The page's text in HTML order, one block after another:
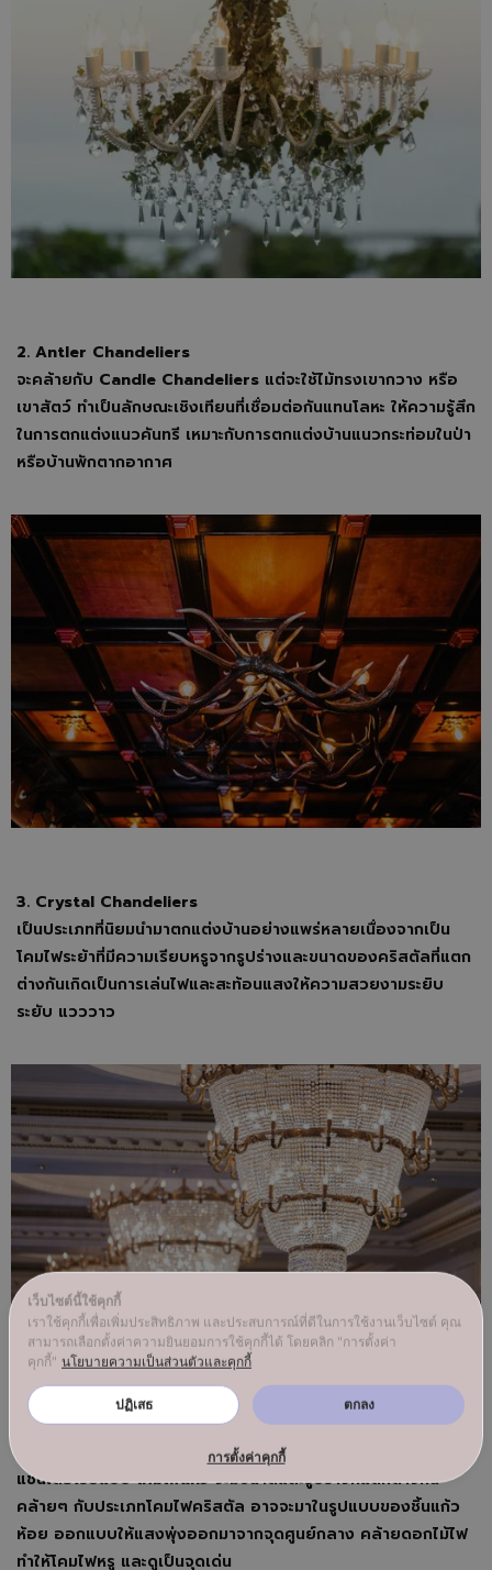
2. Antler Chandeliers
จะคล้ายกับ Candle Chandeliers แต่จะใช้ไม้ทรงเขากวาง หรือ
เขาสัตว์ ทำเป็นลักษณะเชิงเทียนที่เชื่อมต่อกันแทนโลหะ ให้ความรู้สึก
ในการตกแต่งแนวคันทรี เหมาะกับการตกแต่งบ้านแนวกระท่อมในป่า
หรือบ้านพักตากอากาศ
3. Crystal Chandeliers
เป็นประเภทที่นิยมนำมาตกแต่งบ้านอย่างแพร่หลายเนื่องจากเป็น
โคมไฟระย้าที่มีความเรียบหรูจากรูปร่างและขนาดของคริสตัลที่แตก
ต่างกันเกิดเป็นการเล่นไฟและสะท้อนแสงให้ความสวยงามระยิบ
ระยับ แวววาว
แชนเดอเรียแบบ โคมไฟแก้วจะมีขนาดและรูปร่างที่แตกต่างกัน
คล้ายๆ กับประเภทโคมไฟคริสตัล อาจจะมาในรูปแบบของชิ้นแก้ว
ห้อย ออกแบบให้แสงพุ่งออกมาจากจุดศูนย์กลาง คล้ายดอกไม้ไฟ
ทำให้โคมไฟหรู และดูเป็นจุดเด่น
เว็บไซต์นี้ใช้คุกกี้
เราใช้คุกกี้เพื่อเพิ่มประสิทธิภาพ และประสบการณ์ที่ดีในการใช้งานเว็บไซต์ คุณ
สามารถเลือกตั้งค่าความยินยอมการใช้คุกกี้ได้ โดยคลิก "การตั้งค่า
คุกกี้" นโยบายความเป็นส่วนตัวและคุกกี้
ปฏิเสธ ตกลง
การตั้งค่าคุกกี้